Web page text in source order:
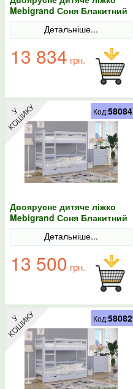
Mebigrand Соня Блакитний
(S 2010 R80 B) 90х200 з
ящикамиДетальніше...
13 834 грн.
Двоярусне дитяче ліжко
Mebigrand Соня Блакитний
(S 2010 R80 B) 80х200 з
ящикамиДетальніше...
13 500 грн.
Код:58084
Код:58082